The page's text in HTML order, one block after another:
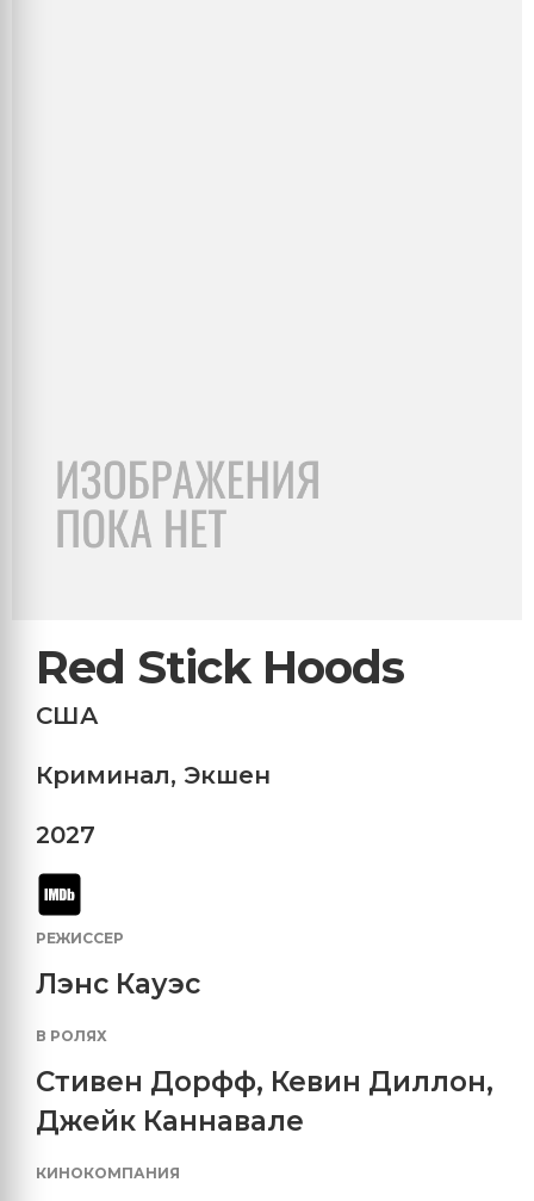
Red Stick Hoods
США
Криминал, Экшен
2027
РЕЖИССЕР
Лэнс Кауэс
В РОЛЯХ
Стивен Дорфф, Кевин Диллон,
Джейк Каннавале
КИНОКОМПАНИЯ